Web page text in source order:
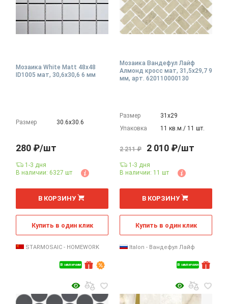
Мозаика White Matt 48x48
ID1005 мат, 30,6x30,6 6 мм
Размер 30.6х30.6
В наличии
280 ₽/шт
1-3 дня
В наличии: 6327 шт
В КОРЗИНУ
Купить в один клик
STARMOSAIC - HOMEWORK
Мозаика Вандефул Лайф
Алмонд кросс мат, 31,5x29,7 9
мм, арт. 620110000130
Размер
31х29
Упаковка
11 кв.м./ 11 шт.
В наличии
2 211 ₽ 2 010 ₽/шт
1-3 дня
В наличии: 11 шт
В КОРЗИНУ
Купить в один клик
Italon - Вандефул Лайф